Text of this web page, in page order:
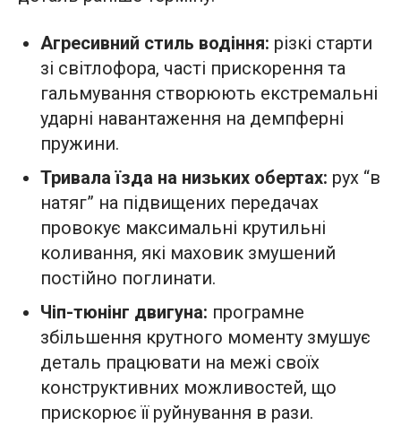
Агресивний стиль водіння: різкі старти
зі світлофора, часті прискорення та
гальмування створюють екстремальні
ударні навантаження на демпферні
пружини.
Тривала їзда на низьких обертах: рух “в
натяг” на підвищених передачах
провокує максимальні крутильні
коливання, які маховик змушений
постійно поглинати.
Чіп-тюнінг двигуна: програмне
збільшення крутного моменту змушує
деталь працювати на межі своїх
конструктивних можливостей, що
прискорює її руйнування в рази.